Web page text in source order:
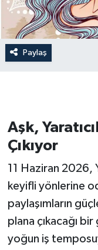
Paylaş
Aşk,
Çıkıyor
11 Haziran 2026,
keyifli yönlerine
paylaşımların
plana çıkacağı
yoğun iş